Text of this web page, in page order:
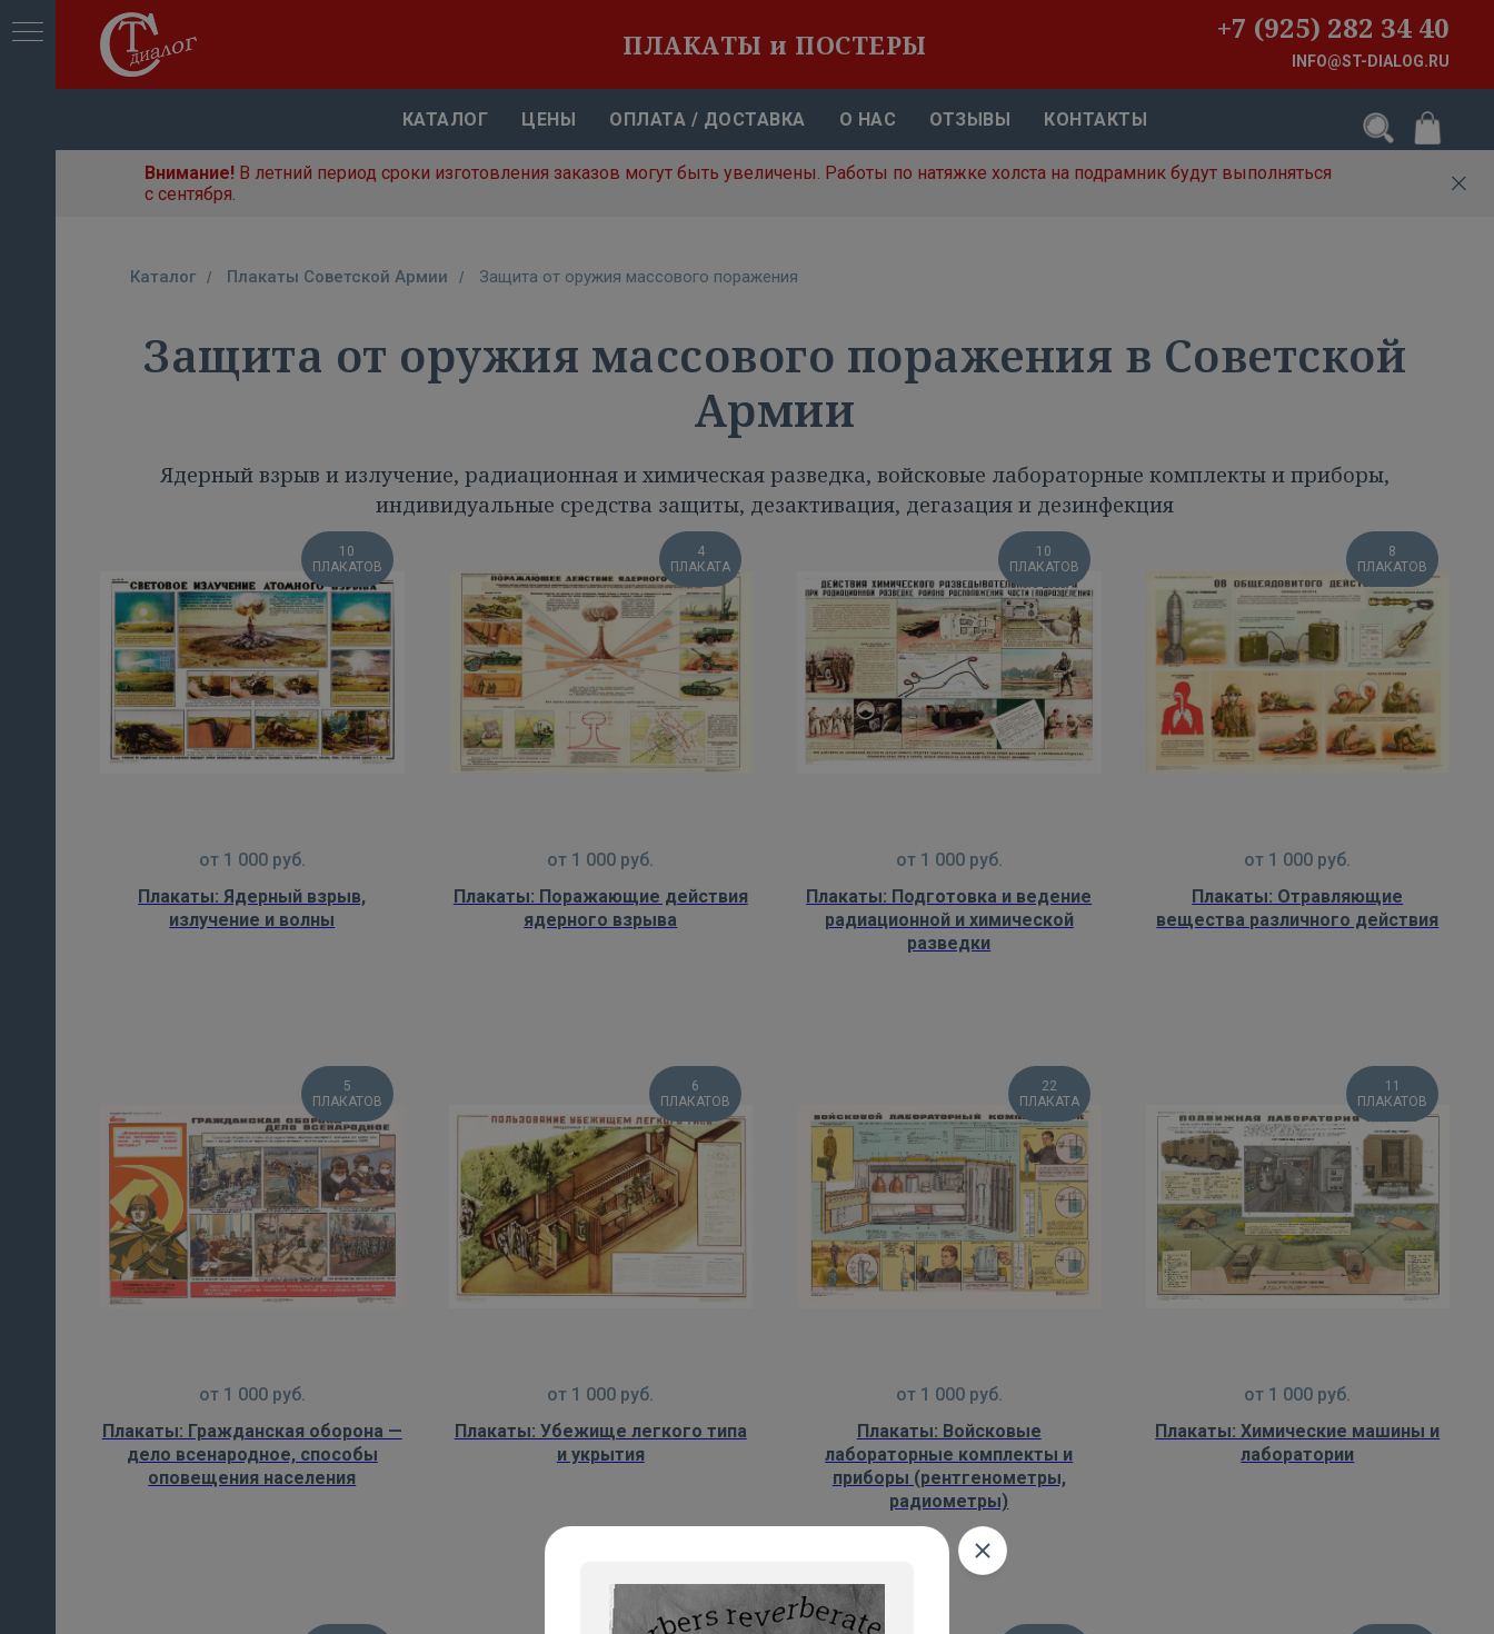
ПЛАКАТЫ и ПОСТЕРЫ +7 (925) 282 34 40
INFO@ST-DIALOG.RU
КАТАЛОГ ЦЕНЫ ОПЛАТА / ДОСТАВКА О НАС ОТЗЫВЫ КОНТАКТЫ
Внимание! В летний период сроки изготовления заказов могут быть увеличены. Работы по натяжке холста на подрамник будут выполняться
с сентября.
Каталог / Плакаты Советской Армии / Защита от оружия массового поражения
Защита от оружия массового поражения в Советской
Армии
Ядерный взрыв и излучение, радиационная и химическая разведка, войсковые лабораторные комплекты и приборы,
индивидуальные средства защиты, дезактивация, дегазация и дезинфекция
10
ПЛАКАТОВ
от 1 000 руб.
Плакаты: Ядерный взрыв,
излучение и волны
4
ПЛАКАТА
от 1 000 руб.
Плакаты: Поражающие действия
ядерного взрыва
10
ПЛАКАТОВ
от 1 000 руб.
Плакаты: Подготовка и ведение
радиационной и химической
разведки
8
ПЛАКАТОВ
от 1 000 руб.
Плакаты: Отравляющие
вещества различного действия
5
ПЛАКАТОВ
от 1 000 руб.
Плакаты: Гражданская оборона —
дело всенародное, способы
оповещения населения
6
ПЛАКАТОВ
от 1 000 руб.
Плакаты: Убежище легкого типа
и укрытия
22
ПЛАКАТА
от 1 000 руб.
Плакаты: Войсковые
лабораторные комплекты и
приборы (рентгенометры,
радиометры)
11
ПЛАКАТОВ
от 1 000 руб.
Плакаты: Химические машины и
лаборатории